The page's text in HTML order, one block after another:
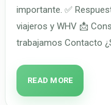
importante. ✅
viajeros y WHV 📩
trabajamos Contacto
READ MORE